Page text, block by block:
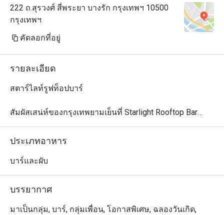
222 ถ.สุรวงศ์ สี่พระยา บางรัก กรุงเทพฯ 10500
กรุงเทพฯ
คัดลอกที่อยู่
รายละเอียด
สตาร์ไลท์รูฟท็อปบาร์
สัมผัสเสน่ห์ของกรุงเทพยามเย็นที่ Starlight Rooftop Bar
ค้นพบความลงตัวระหว่างชีวิตในเมืองอันคึกคักและค่ำคืนที่
เงียบสงบใต้แสงดาวที่ Starlight Rooftop Bar บนชั้นดาดฟ้า
ทำให้ที่นี่เป็นสถานที่เหมาะสำหรับค่ำคืนที่น่าจดจำ
ซิกเนเจอร์อย่าง Bangkok Night, Malai และ Siam Sour
ประเภทอาหาร
บาร์และผับ
บรรยากาศ
มาเป็นกลุ่ม, บาร์, กลุ่มเพื่อน, โอกาสพิเศษ, ฉลองวันเกิด,